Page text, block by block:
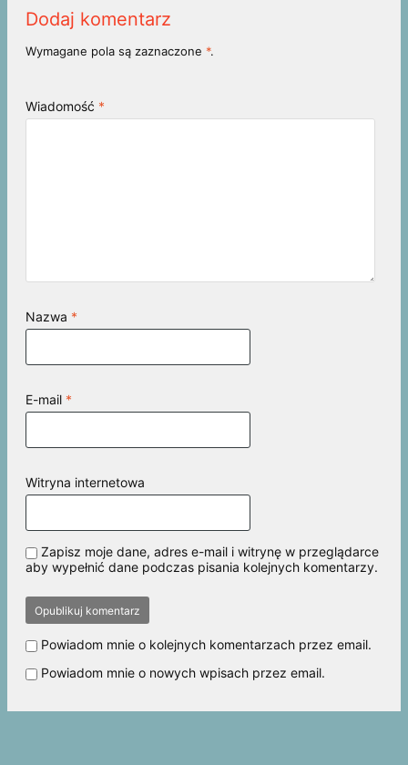
Dodaj komentarz
Wymagane pola są zaznaczone *.
Wiadomość *
Nazwa *
E-mail *
Witryna internetowa
Zapisz moje dane, adres e-mail i witrynę w przeglądarce
aby wypełnić dane podczas pisania kolejnych komentarzy.
Powiadom mnie o kolejnych komentarzach przez email.
Powiadom mnie o nowych wpisach przez email.